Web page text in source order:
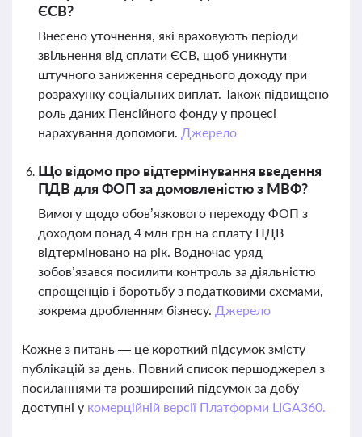
ЄСВ?
Внесено уточнення, які враховують періоди
звільнення від сплати ЄСВ, щоб уникнути
штучного заниження середнього доходу при
розрахунку соціальних виплат. Також підвищено
роль даних Пенсійного фонду у процесі
нарахування допомоги. Джерело
Що відомо про відтермінування введення
ПДВ для ФОП за домовленістю з МВФ?
Вимогу щодо обов’язкового переходу ФОП з
доходом понад 4 млн грн на сплату ПДВ
відтерміновано на рік. Водночас уряд
зобов’язався посилити контроль за діяльністю
спрощенців і боротьбу з податковими схемами,
зокрема дробленням бізнесу. Джерело
Кожне з питань — це короткий підсумок змісту
публікацій за день. Повний список першоджерел з
посиланнями та розширений підсумок за добу
доступні у комерційній версії Платформи LIGA360.